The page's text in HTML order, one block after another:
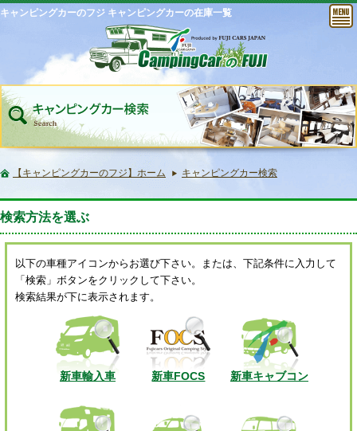
キャンピングカーのフジ キャンピングカーの在庫一覧
【キャンピングカーのフジ】ホーム キャンピングカー検索
検索方法を選ぶ
以下の車種アイコンからお選び下さい。または、下記条件に入力して
「検索」ボタンをクリックして下さい。
検索結果が下に表示されます。
新車輸入車 新車FOCS 新車キャブコン